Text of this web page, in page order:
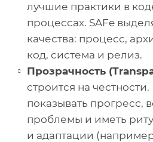
лучшие практики в
процессах. SAFe
качества: процесс,
код, система и релиз.
Прозрачность
строится на
показывать прогресс,
проблемы и иметь
и адаптации